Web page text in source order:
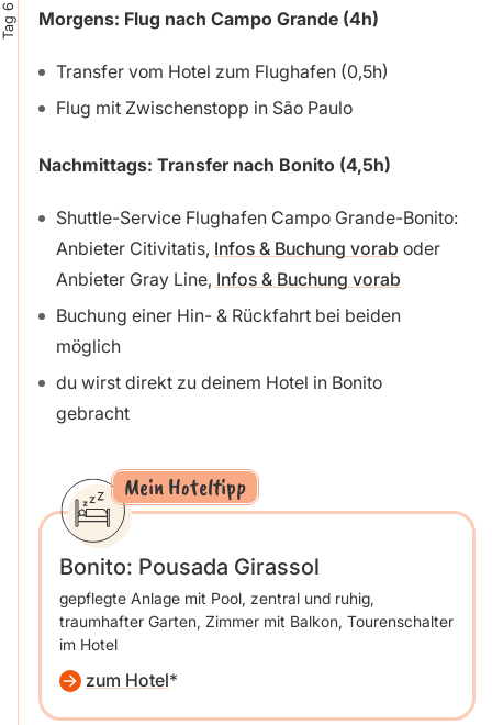
Tag 6 Morgens: Flug nach Campo Grande (4h)
Transfer vom Hotel zum Flughafen (0,5h)
Flug mit Zwischenstopp in São Paulo
Nachmittags: Transfer nach Bonito (4,5h)
Shuttle-Service Flughafen Campo Grande-Bonito:
Anbieter Citivitatis, Infos & Buchung vorab oder
Anbieter Gray Line, Infos & Buchung vorab
Buchung einer Hin- & Rückfahrt bei beiden
möglich
du wirst direkt zu deinem Hotel in Bonito
gebracht
Mein Hoteltipp
Bonito: Pousada Girassol
gepflegte Anlage mit Pool, zentral und ruhig,
traumhafter Garten, Zimmer mit Balkon, Tourenschalter
im Hotel
zum Hotel